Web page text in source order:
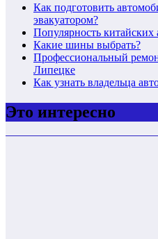
Как подготовить
эвакуатором?
Популярность китайских
Какие шины выбрать?
Профессиональный
Липецке
Как узнать владельца
Это интересно